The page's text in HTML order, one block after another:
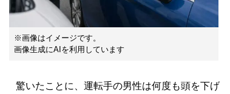
※画像はイメージです。
画像生成にAIを利用しています
驚いたことに、運転手の男性は何度も頭を下げ